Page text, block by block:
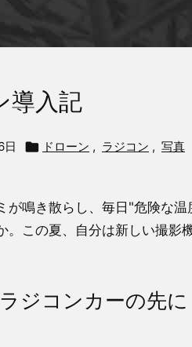
導入記
日  ドローン , ラジコン , 写真
が鳴き散らし、毎日"危険な
。この夏、自分は新しい撮影
ジコンカーの先に